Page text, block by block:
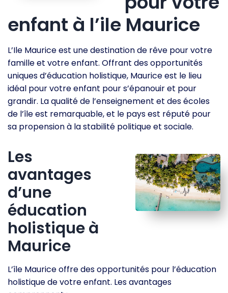
enfant à l’ile Maurice
L’Ile Maurice est une destination de rêve pour votre
famille et votre enfant. Offrant des opportunités
uniques d’éducation holistique, Maurice est le lieu
idéal pour votre enfant pour s’épanouir et pour
grandir. La qualité de l’enseignement et des écoles
de l’île est remarquable, et le pays est réputé pour
sa propension à la stabilité politique et sociale.
Les
avantages
d’une
éducation
holistique à
Maurice
L’île Maurice offre des opportunités pour l’éducation
holistique de votre enfant. Les avantages